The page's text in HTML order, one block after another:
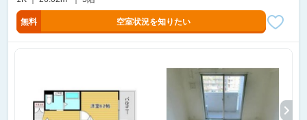
無料 空室状況を知りたい